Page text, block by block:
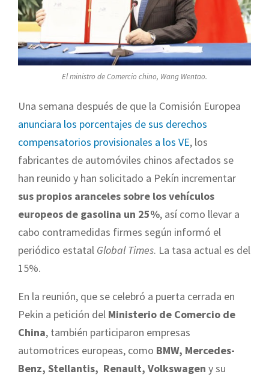
El ministro de Comercio chino, Wang Wentao.
Una semana después de que la Comisión Europea
anunciara los porcentajes de sus derechos
compensatorios provisionales a los VE, los
fabricantes de automóviles chinos afectados se
han reunido y han solicitado a Pekín incrementar
sus propios aranceles sobre los vehículos
europeos de gasolina un 25%, así como llevar a
cabo contramedidas firmes según informó el
periódico estatal Global Times. La tasa actual es del
15%.
En la reunión, que se celebró a puerta cerrada en
Pekin a petición del Ministerio de Comercio de
China, también participaron empresas
automotrices europeas, como BMW, Mercedes-
Benz, Stellantis, Renault, Volkswagen y su